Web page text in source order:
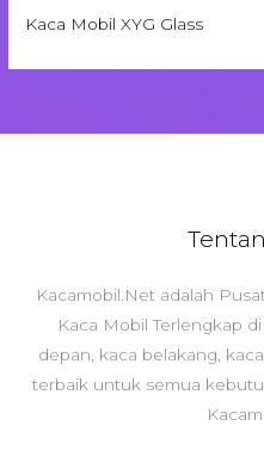
Kaca Mobil XYG Glass
Kacamobil.Net adalah
Kaca Mobil Terlengkap
depan, kaca belakang,
terbaik untuk semua